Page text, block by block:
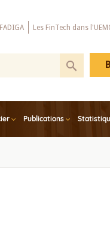
Les FinTech dans
Publications